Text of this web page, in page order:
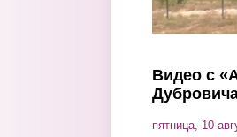
Видео с
пятница, 10